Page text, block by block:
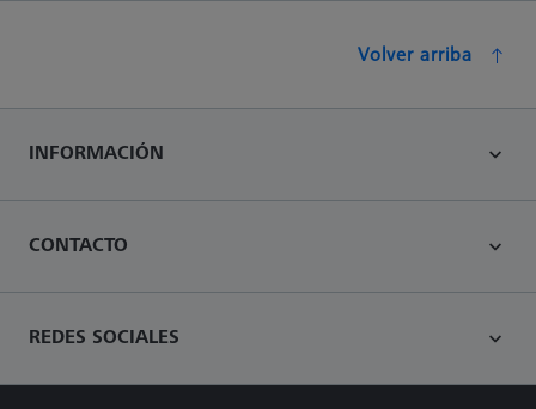
Volver arriba
INFORMACIÓN
CONTACTO
REDES SOCIALES